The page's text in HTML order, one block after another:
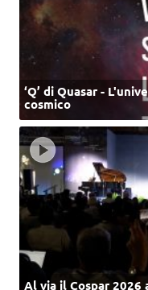
‘Q’ di Quasar -
cosmico
Al via il Cospar 2026